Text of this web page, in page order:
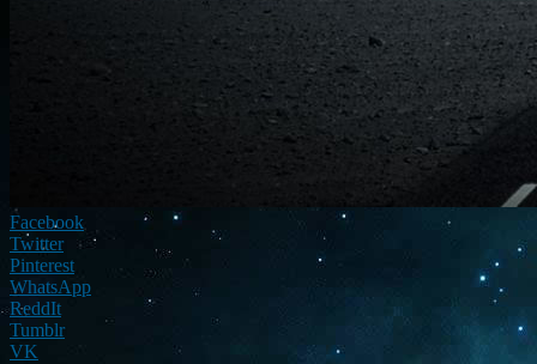
Facebook
Twitter
Pinterest
WhatsApp
ReddIt
Tumblr
VK